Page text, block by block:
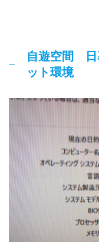
自遊空間 日
ット環境